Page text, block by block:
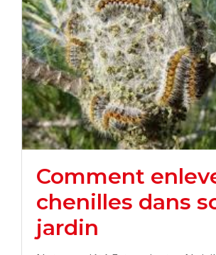
Comment
chenilles dans
jardin